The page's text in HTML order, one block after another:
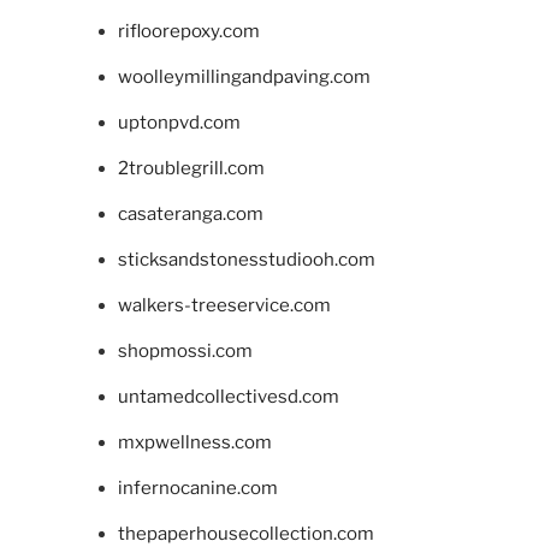
rifloorepoxy.com
woolleymillingandpaving.com
uptonpvd.com
2troublegrill.com
casateranga.com
sticksandstonesstudiooh.com
walkers-treeservice.com
shopmossi.com
untamedcollectivesd.com
mxpwellness.com
infernocanine.com
thepaperhousecollection.com